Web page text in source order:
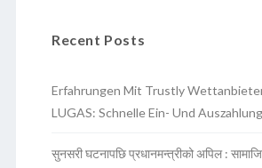
Recent Posts
Erfahrungen Mit Trustly
LUGAS: Schnelle Ein- Und
सुनसरी घटनापछि प्रधानमन्त्रीको अपिल :